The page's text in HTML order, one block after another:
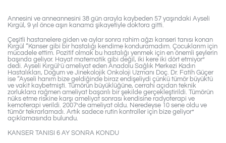
Annesini ve anneannesini 38 gün arayla kaybeden 57 yaşındaki Ayseli
Kırgül, 9 yıl önce aşırı kanama şikayetiyle doktora gitti.
Çeşitli hastanelere giden ve aylar sonra rahim ağzı kanseri tanısı konan
Kırgül “Kanser gibi bir hastalığı kendime konduramadım. Çocuklarım için
mücadele ettim. Pozitif olmak bu hastalığı yenmek için en önemli şeylerin
başında geliyor. Hayat matematik gibi değil, iki kere iki dört etmiyor”
dedi. Ayseli Kırgül’ü ameliyat eden Anadolu Sağlık Merkezi Kadın
Hastalıkları, Doğum ve Jinekolojik Onkoloji Uzmanı Doç. Dr. Fatih Güçer
ise “Ayseli hanım bize geldiğinde biraz endişeliydi çünkü tümör büyüktü
ve vakit kaybetmişti. Tümörün büyüklüğüne, cerrahi açıdan teknik
zorluklara rağmen ameliyat başarılı bir şekilde gerçekleştirildi. Tümörün
nüks etme riskine karşı ameliyat sonrası kendisine radyoterapi ve
kemoterapi verildi. 2007’de ameliyat oldu. Neredeyse 10 sene oldu ve
tümör tekrarlamadı. Artık sadece rutin kontroller için bize geliyor”
açıklamasında bulundu.
KANSER TANISI 6 AY SONRA KONDU